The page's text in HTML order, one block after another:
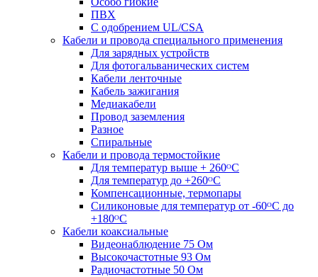
ПВХ
С одобрением UL/CSA
Кабели и провода специального применения
Для зарядных устройств
Для фотогальванических систем
Кабели ленточные
Кабель зажигания
Медиакабели
Провод заземления
Разное
Спиральные
Кабели и провода термостойкие
Для температур выше + 260ᴼС
Для температур до +260ᴼС
Компенсационные, термопары
Силиконовые для температур от -60ᴼC до
+180ᴼС
Кабели коаксиальные
Видеонаблюдение 75 Ом
Высокочастотные 93 Ом
Радиочастотные 50 Ом